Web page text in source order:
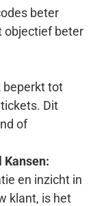
beter
objectief beter
beperkt tot
Dit
of
Kansen:
en inzicht in
klant, is het